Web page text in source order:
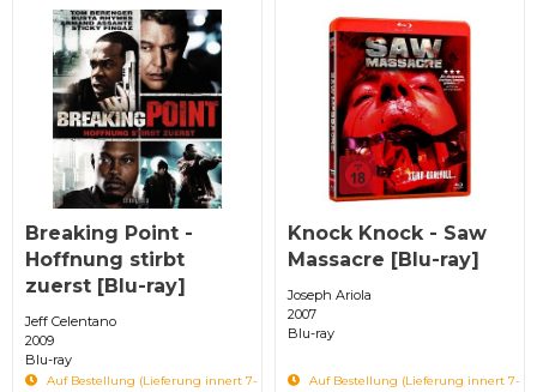
Breaking Point -
Hoffnung stirbt
zuerst [Blu-ray]
Jeff Celentano
2009
Blu-ray
Auf Bestellung (Lieferung innert 7-
Knock Knock - Saw
Massacre [Blu-ray]
Joseph Ariola
2007
Blu-ray
Auf Bestellung (Lieferung innert 7-